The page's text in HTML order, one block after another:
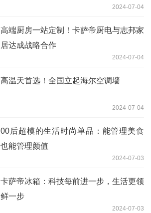
2024-07-04
高端厨房一站定制！卡萨帝厨电与志邦家
居达成战略合作
2024-07-04
高温天首选！全国立起海尔空调墙
2024-07-04
00后超模的生活时尚单品：能管理美食
也能管理颜值
2024-07-03
卡萨帝冰箱：科技每前进一步，生活更领
鲜一步
2024-07-03